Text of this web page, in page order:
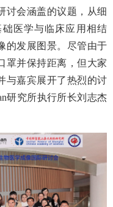
讨会涵盖的议题，从细
医学与临床应用相结
的发展图景。尽管由于
罩并保持距离，但大家
与嘉宾展开了热烈的讨
研究所执行所长刘志杰